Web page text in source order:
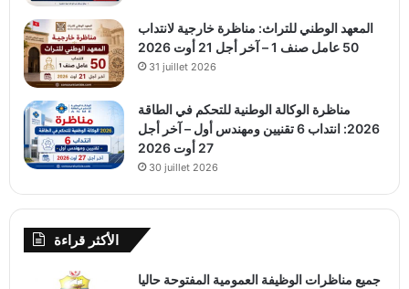
المعهد الوطني للتراث: مناظرة خارجية لانتداب
50 عامل صنف 1 – آخر أجل 21 أوت 2026
31 juillet 2026
مناظرة الوكالة الوطنية للتحكم في الطاقة
2026: انتداب 6 تقنيين ومهندس أول – آخر أجل
27 أوت 2026
30 juillet 2026
الأكثر قراءة
جميع مناظرات الوظيفة العمومية المفتوحة حاليا